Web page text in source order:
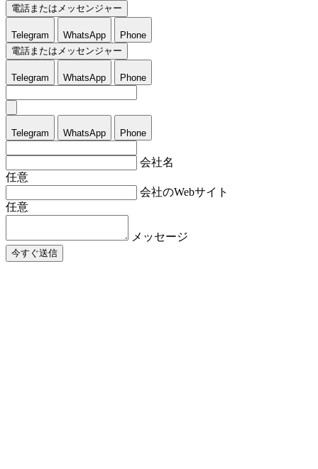
電話またはメッセンジャー
Telegram WhatsApp
Phone
電話またはメッセンジャー
Telegram WhatsApp Phone
Telegram WhatsApp Phone
会社名
任意
会社のWebサイト
任意
メッセージ
今すぐ送信